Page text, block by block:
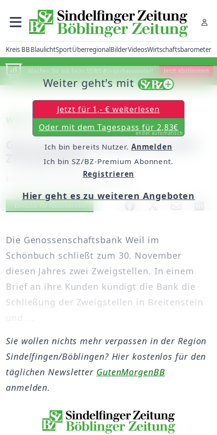
Kreis BBBlaulichtSportÜberregionalBilderVideosWirtschaftsbarometer
Machen Sie mit beim SZ/BZ-Bürgerbarometer! Jetzt abstimmen
Weil im Schönbuch
Genossenschaftsbank schließt
Zweigstellen
Freitag, 06. Mai 2016, 06:00 Uhr
Artikel vorlesen
Exklusiv für Abonnenten
Die Genossenschaftsbank Weil im
Schönbuch schließt zum 30. November
diesen Jahres zwei Zweigstellen. In einem
Brief an ihre Kunden kündigt die Bank die
Schließung der Zweigstellen in Breitenstein
und ...
Weiter geht's mit
Jetzt für 1,- € weiterlesen
Oder mit dem Tagespass für 2,83€
endet automatisch
Ich bin bereits Nutzer. Anmelden
Ich bin SZ/BZ-Premium Abonnent.
Registrieren
Hier geht es zu weiteren Angeboten
Sie wollen nichts mehr verpassen in der Region
Sindelfingen/Böblingen? Hier kostenlos für den
täglichen Newsletter GutenMorgenBB
anmelden.